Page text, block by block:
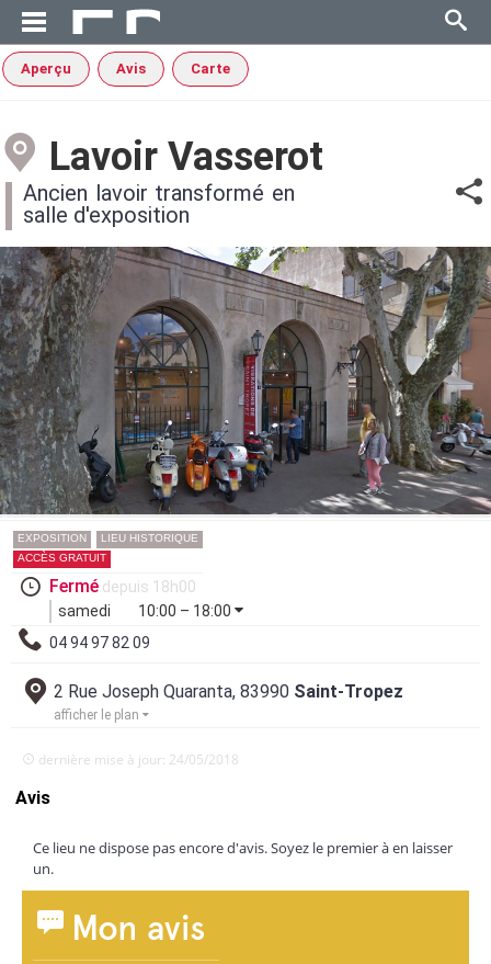
Aperçu Avis Carte
Lavoir Vasserot
Ancien lavoir transformé en
salle d'exposition
EXPOSITION
LIEU HISTORIQUE
ACCÈS GRATUIT
Fermé depuis 18h00
samedi
10:00 – 18:00
04 94 97 82 09
2 Rue Joseph Quaranta, 83990 Saint-Tropez
afficher le plan
dernière mise à jour: 24/05/2018
Avis
Ce lieu ne dispose pas encore d'avis. Soyez le premier à en laisser
un.
Mon avis